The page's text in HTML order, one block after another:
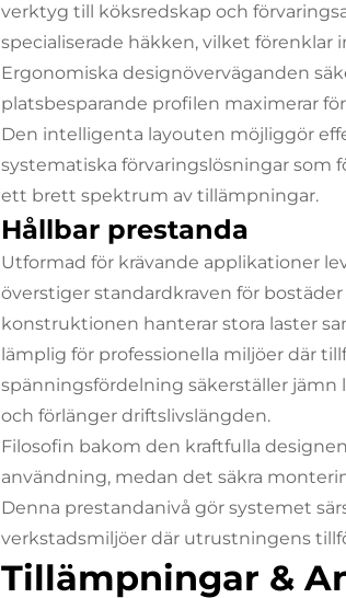
verktyg till köksredskap och
specialiserade häkken, vilket förenklar
Ergonomiska designöverväganden
platsbesparande profilen maximerar
Den intelligenta layouten möjliggör
systematiska förvaringslösningar
ett brett spektrum av tillämpningar.
Hållbar prestanda
Utformad för krävande applikationer
överstiger standardkraven för
konstruktionen hanterar stora laster
lämplig för professionella miljöer där
spänningsfördelning säkerställer
och förlänger driftslivslängden.
Filosofin bakom den kraftfulla
användning, medan det säkra
Denna prestandanivå gör systemet
verkstadsmiljöer där utrustningens
Tillämpningar &